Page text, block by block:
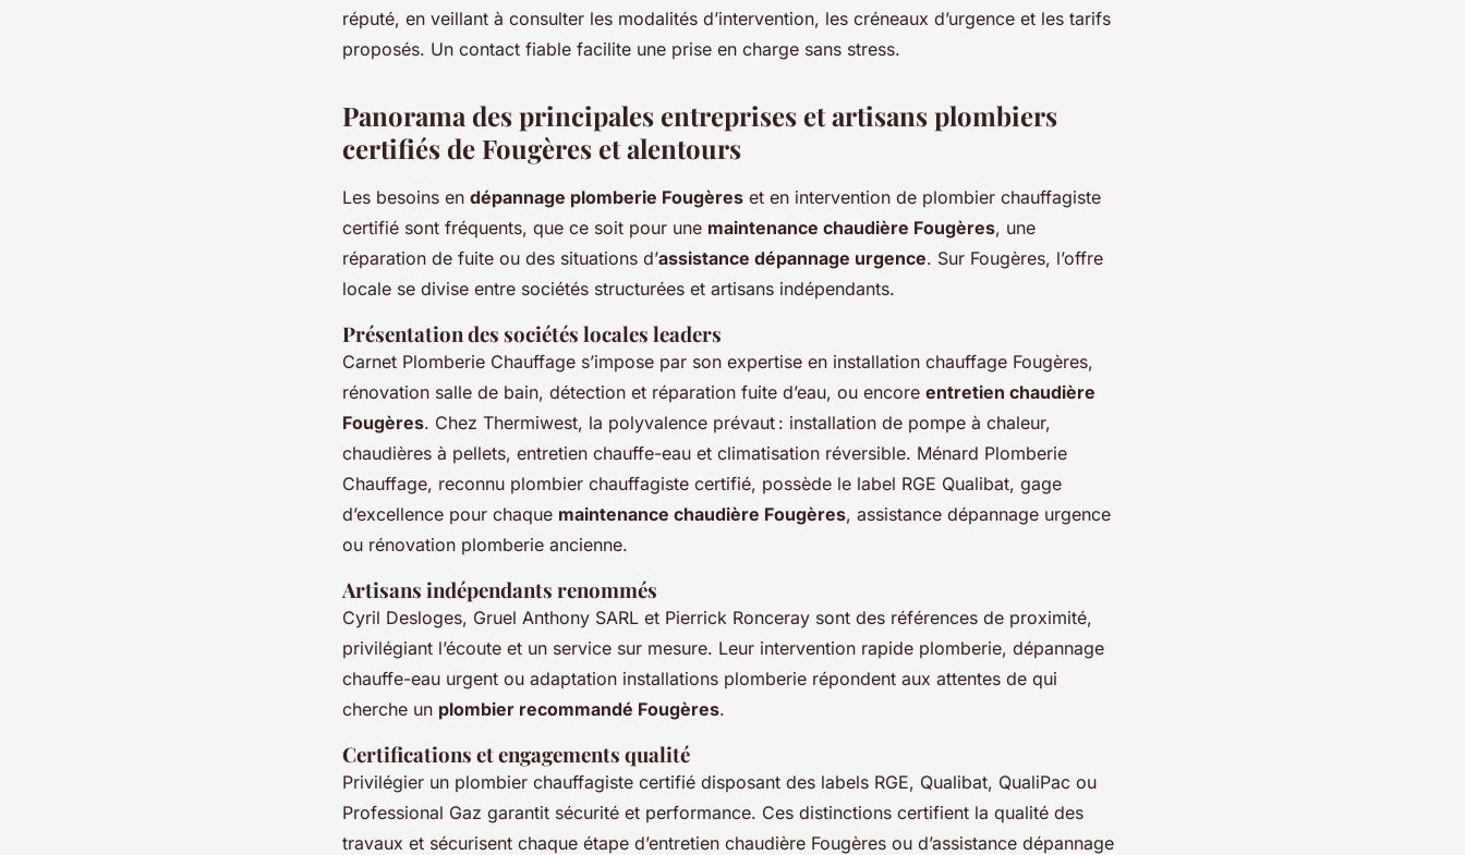
réputé, en veillant à consulter les modalités d’intervention, les créneaux d’urgence et les tarifs
proposés. Un contact fiable facilite une prise en charge sans stress.
Panorama des principales entreprises et artisans plombiers
certifiés de Fougères et alentours
Les besoins en dépannage plomberie Fougères et en intervention de plombier chauffagiste
certifié sont fréquents, que ce soit pour une maintenance chaudière Fougères, une
réparation de fuite ou des situations d’assistance dépannage urgence. Sur Fougères, l’offre
locale se divise entre sociétés structurées et artisans indépendants.
Présentation des sociétés locales leaders
Carnet Plomberie Chauffage s’impose par son expertise en installation chauffage Fougères,
rénovation salle de bain, détection et réparation fuite d’eau, ou encore entretien chaudière
Fougères. Chez Thermiwest, la polyvalence prévaut : installation de pompe à chaleur,
chaudières à pellets, entretien chauffe-eau et climatisation réversible. Ménard Plomberie
Chauffage, reconnu plombier chauffagiste certifié, possède le label RGE Qualibat, gage
d’excellence pour chaque maintenance chaudière Fougères, assistance dépannage urgence
ou rénovation plomberie ancienne.
Artisans indépendants renommés
Cyril Desloges, Gruel Anthony SARL et Pierrick Ronceray sont des références de proximité,
privilégiant l’écoute et un service sur mesure. Leur intervention rapide plomberie, dépannage
chauffe-eau urgent ou adaptation installations plomberie répondent aux attentes de qui
cherche un plombier recommandé Fougères.
Certifications et engagements qualité
Privilégier un plombier chauffagiste certifié disposant des labels RGE, Qualibat, QualiPac ou
Professional Gaz garantit sécurité et performance. Ces distinctions certifient la qualité des
travaux et sécurisent chaque étape d’entretien chaudière Fougères ou d’assistance dépannage